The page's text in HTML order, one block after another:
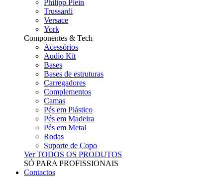
Philipp Plein
Trussardi
Versace
York
Componentes & Tech
Acessórios
Audio Kit
Bases
Bases de estruturas
Carregadores
Complementos
Camas
Pés em Plástico
Pés em Madeira
Pés em Metal
Rodas
Suporte de Copo
Ver TODOS OS PRODUTOS
SÓ PARA PROFISSIONAIS
Contactos